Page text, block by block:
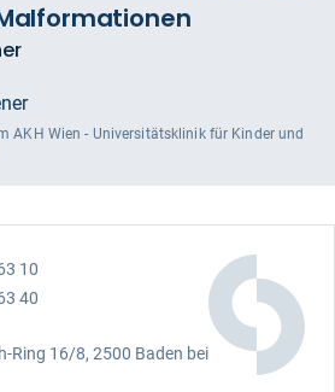
AKH Wien - Universitätsklinik für Kinder und
10
40
Ring 16/8, 2500 Baden bei